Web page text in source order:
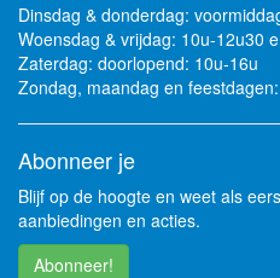
Dinsdag & donderdag:
Woensdag & vrijdag: 10u-12u30
Zaterdag: doorlopend: 10u-16u
Zondag, maandag en
Abonneer je
Blijf op de hoogte en weet als
aanbiedingen en acties.
Abonneer!